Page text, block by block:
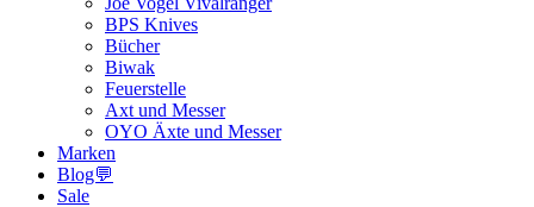
BPS Knives
Bücher
Biwak
Feuerstelle
Axt und Messer
OYO Äxte und Messer
Marken
Blog💬
Sale